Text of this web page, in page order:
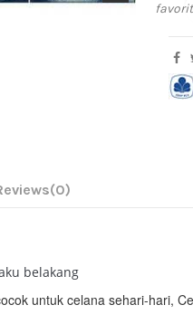
(0)
belakang
untuk celana sehari-hari,